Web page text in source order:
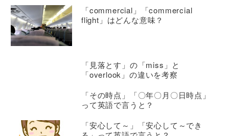
「commercial」「commercial
flight」はどんな意味？
「見落とす」の「miss」と
「overlook」の違いを考察
「その時点」「〇年〇月〇日時点」
って英語で言うと？
「安心して～」「安心して～でき